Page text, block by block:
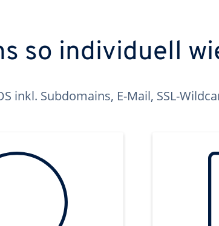
so individuell
inkl. Subdomains, E-Mail, SSL-